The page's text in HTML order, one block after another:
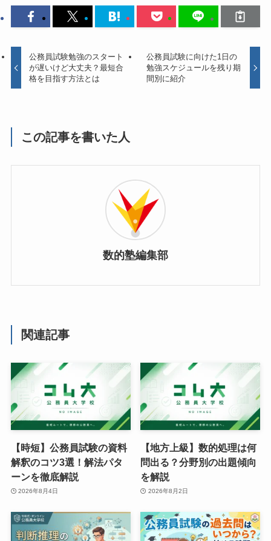
公務員試験勉強のスタート
が遅いけど大丈夫？最短合
格を目指す方法とは
公務員試験に向けた1日の
勉強スケジュールを残り期
間別に紹介
この記事を書いた人
数的塾編集部
関連記事
【時短】公務員試験の資料
解釈のコツ3選！解法パタ
ーンを徹底解説
2026年8月4日
【地方上級】数的処理は何
問出る？分野別の出題傾向
を解説
2026年8月2日